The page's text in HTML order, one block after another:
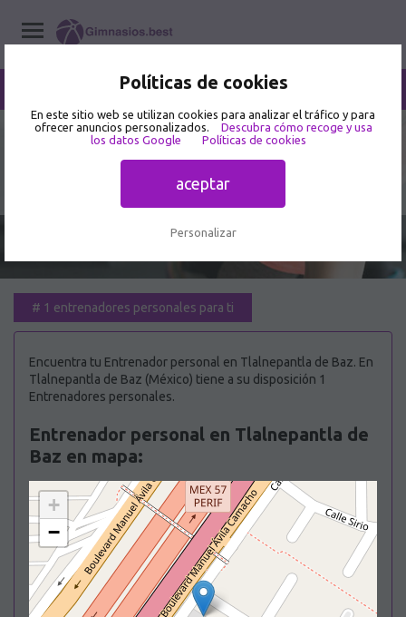
Políticas de cookies
En este sitio web se utilizan cookies para analizar el tráfico y para
ofrecer anuncios personalizados.
Descubra cómo recoge y usa
los datos Google
Políticas de cookies
aceptar
Personalizar
Entrenadores personales / México /Tlalnepantla de Baz
Mejor Entrenador personal en
Tlalnepantla de Baz 🥇
# 1 entrenadores personales para ti
Encuentra tu Entrenador personal en Tlalnepantla de Baz. En
Tlalnepantla de Baz (México) tiene a su disposición 1
Entrenadores personales.
Entrenador personal en Tlalnepantla de
Baz en mapa:
+
−